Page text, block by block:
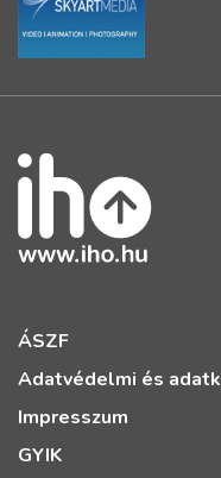
ÁSZF
Adatvédelmi és
Impresszum
GYIK